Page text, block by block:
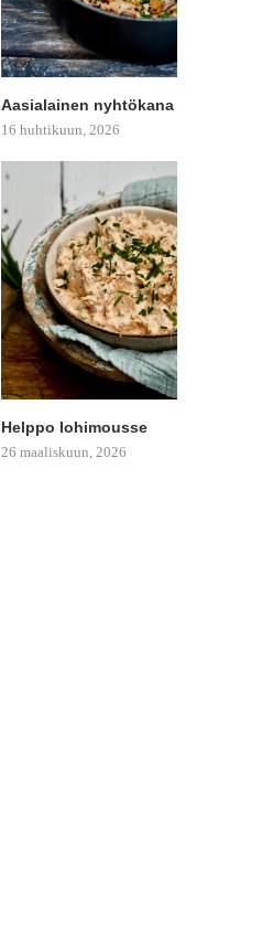
Aasialainen nyhtökana
16 huhtikuun, 2026
Helppo lohimousse
26 maaliskuun, 2026